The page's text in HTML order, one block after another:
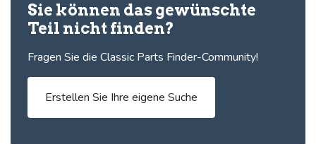
Sie können das gewünschte
Teil nicht finden?
Fragen Sie die Classic Parts Finder-Community!
Erstellen Sie Ihre eigene Suche